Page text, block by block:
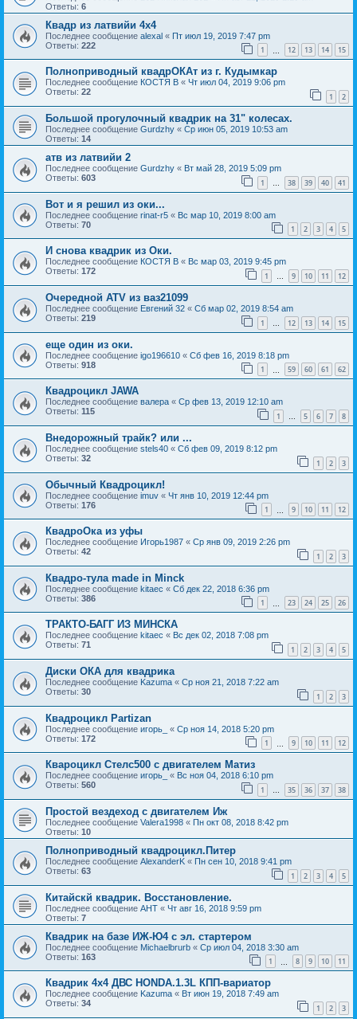
Ответы: 6
Квадр из латвийи 4x4
Последнее сообщение alexal « Пт июл 19, 2019 7:47 pm
Ответы: 222 1 12 13 14 15
Полноприводный квадрОКАт из г. Кудымкар
Последнее сообщение КОСТЯ В « Чт июл 04, 2019 9:06 pm
Ответы: 22 1 2
Большой прогулочный квадрик на 31" колесах.
Последнее сообщение Gurdzhy « Ср июн 05, 2019 10:53 am
Ответы: 14
атв из латвийи 2
Последнее сообщение Gurdzhy « Вт май 28, 2019 5:09 pm
Ответы: 603 1 … 38 39 40 41
Вот и я решил из оки...
Последнее сообщение rinat-r5 « Вс мар 10, 2019 8:00 am
Ответы: 70 1 2 3 4 5
И снова квадрик из Оки.
Последнее сообщение КОСТЯ В « Вс мар 03, 2019 9:45 pm
Ответы: 172 1 … 9 10 11 12
Очередной ATV из ваз21099
Последнее сообщение Евгений 32 « Сб мар 02, 2019 8:54 am
Ответы: 219 1 … 12 13 14 15
еще один из оки.
Последнее сообщение igo196610 « Сб фев 16, 2019 8:18 pm
Ответы: 918 1 59 60 61 62
Квадроцикл JAWA
Последнее сообщение валера « Ср фев 13, 2019 12:10 am
Ответы: 115 1 … 5 6 7 8
Внедорожный трайк? или ...
Последнее сообщение stels40 « Сб фев 09, 2019 8:12 pm
Ответы: 32 1 2 3
Обычный Квадроцикл!
Последнее сообщение imuv « Чт янв 10, 2019 12:44 pm
Ответы: 176 1 9 10 11 12
КвадроОка из уфы
Последнее сообщение Игорь1987 « Ср янв 09, 2019 2:26 pm
Ответы: 42 1 2 3
Квадро-тула made in Minck
Последнее сообщение kitaec « Сб дек 22, 2018 6:36 pm
Ответы: 386 1 23 24 25 26
ТРАКТО-БАГГ ИЗ МИНСКА
Последнее сообщение kitaec « Вс дек 02, 2018 7:08 pm
Ответы: 71 1 2 3 4 5
Диски ОКА для квадрика
Последнее сообщение Kazuma « Ср ноя 21, 2018 7:22 am
Ответы: 30 1 2 3
Квадроцикл Partizan
Последнее сообщение игорь_ « Ср ноя 14, 2018 5:20 pm
Ответы: 172 1 9 10 11 12
Квароцикл Стелс500 с двигателем Матиз
Последнее сообщение игорь_ « Вс ноя 04, 2018 6:10 pm
Ответы: 560 1 … 35 36 37 38
Простой вездеход с двигателем Иж
Последнее сообщение Valera1998 « Пн окт 08, 2018 8:42 pm
Ответы: 10
Полноприводный квадроцикл.Питер
Последнее сообщение AlexanderK « Пн сен 10, 2018 9:41 pm
Ответы: 63 1 2 3 4 5
Китайскй квадрик. Восстановление.
Последнее сообщение АНТ « Чт авг 16, 2018 9:59 pm
Ответы: 7
Квадрик на базе ИЖ-Ю4 с эл. стартером
Последнее сообщение Michaelbrurb « Ср июл 04, 2018 3:30 am
Ответы: 163 1 8 9 10 11
Квадрик 4х4 ДВС HONDA.1.3L КПП-вариатор
Последнее сообщение Kazuma « Вт июн 19, 2018 7:49 am
Ответы: 34 1 2 3